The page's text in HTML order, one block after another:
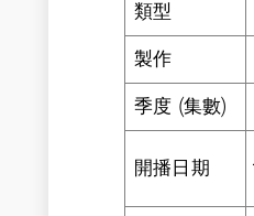
類型
製作
季度 (集數)
開播日期